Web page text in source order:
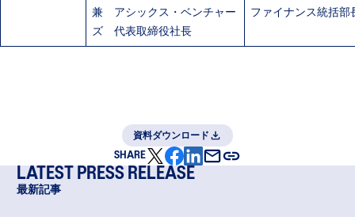
兼 アシックス・ベンチャー
ズ 代表取締役社長
ファイナンス統括部
資料ダウンロード
SHARE
LATEST PRESS RELEASE
最新記事